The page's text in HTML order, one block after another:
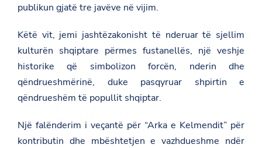
publikun gjatë tre javëve në vijim.
Këtë vit, jemi jashtëzakonisht të nderuar të sjellim
kulturën shqiptare përmes fustanellës, një veshje
historike që simbolizon forcën, nderin dhe
qëndrueshmërinë, duke pasqyruar shpirtin e
qëndrueshëm të popullit shqiptar.
Një falënderim i veçantë për “Arka e Kelmendit” për
kontributin dhe mbështetjen e vazhdueshme ndër